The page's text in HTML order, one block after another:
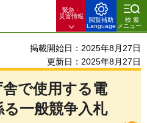
緊急・
災害情報
閲覧補助
Language
検索
メニュー
掲載開始日：2025年8月27日
更新日：2025年8月27日
で使用する電
一般競争入札